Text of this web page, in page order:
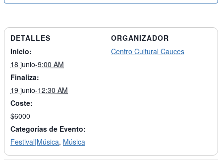
DETALLES
Inicio:
18 junio-9:00 AM
Finaliza:
19 junio-12:30 AM
Coste:
$6000
Categorías de Evento:
Festival|Música, Música
ORGANIZADOR
Centro Cultural Cauces